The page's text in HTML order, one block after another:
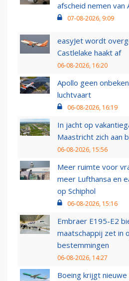
afscheid nemen
07-08-2026, 9:09
easyJet wordt
Castlelake haakt af
06-08-2026, 16:20
Apollo geen
luchtvaart
06-08-2026, 16:19
In jacht op
Maastricht zich aan
06-08-2026, 15:56
Meer ruimte voor
meer Lufthansa en
op Schiphol
06-08-2026, 15:16
Embraer E195-E2
maatschappij zet in
bestemmingen
06-08-2026, 14:27
Boeing krijgt